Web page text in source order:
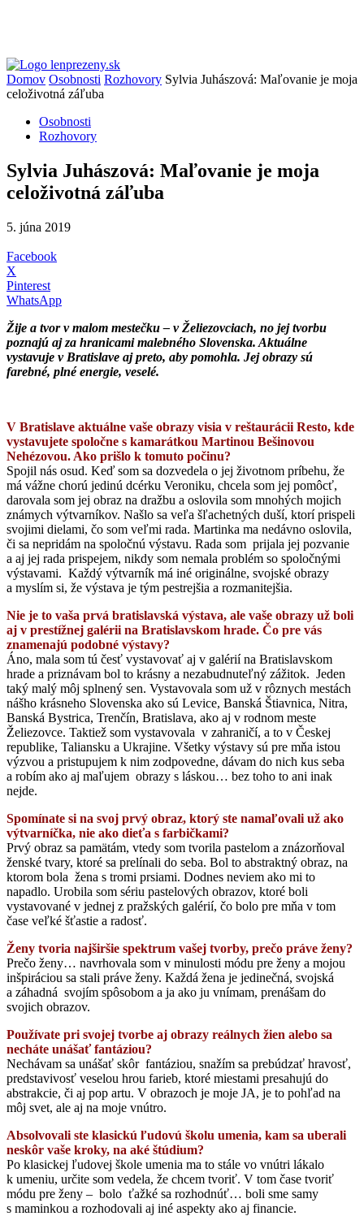
Domov Osobnosti Rozhovory Sylvia Juhászová: Maľovanie je moja
celoživotná záľuba
Osobnosti
Rozhovory
Sylvia Juhászová: Maľovanie je moja
celoživotná záľuba
5. júna 2019
Facebook
X
Pinterest
WhatsApp
Žije a tvor v malom mestečku – v Želiezovciach, no jej tvorbu
poznajú aj za hranicami malebného Slovenska. Aktuálne
vystavuje v Bratislave aj preto, aby pomohla. Jej obrazy sú
farebné, plné energie, veselé.
V Bratislave aktuálne vaše obrazy visia v reštaurácii Resto, kde
vystavujete spoločne s kamarátkou Martinou Bešinovou
Nehézovou. Ako prišlo k tomuto počinu?
Spojil nás osud. Keď som sa dozvedela o jej životnom príbehu, že
má vážne chorú jedinú dcérku Veroniku, chcela som jej pomôcť,
darovala som jej obraz na dražbu a oslovila som mnohých mojich
známych výtvarníkov. Našlo sa veľa šľachetných duší, ktorí prispeli
svojimi dielami, čo som veľmi rada. Martinka ma nedávno oslovila,
či sa nepridám na spoločnú výstavu. Rada som prijala jej pozvanie
a aj jej rada prispejem, nikdy som nemala problém so spoločnými
výstavami. Každý výtvarník má iné originálne, svojské obrazy
a myslím si, že výstava je tým pestrejšia a rozmanitejšia.
Nie je to vaša prvá bratislavská výstava, ale vaše obrazy už boli
aj v prestížnej galérii na Bratislavskom hrade. Čo pre vás
znamenajú podobné výstavy?
Áno, mala som tú česť vystavovať aj v galérií na Bratislavskom
hrade a priznávam bol to krásny a nezabudnuteľný zážitok. Jeden
taký malý môj splnený sen. Vystavovala som už v rôznych mestách
nášho krásneho Slovenska ako sú Levice, Banská Štiavnica, Nitra,
Banská Bystrica, Trenčín, Bratislava, ako aj v rodnom meste
Želiezovce. Taktiež som vystavovala v zahraničí, a to v Českej
republike, Taliansku a Ukrajine. Všetky výstavy sú pre mňa istou
výzvou a pristupujem k nim zodpovedne, dávam do nich kus seba
a robím ako aj maľujem obrazy s láskou… bez toho to ani inak
nejde.
Spomínate si na svoj prvý obraz, ktorý ste namaľovali už ako
výtvarníčka, nie ako dieťa s farbičkami?
Prvý obraz sa pamätám, vtedy som tvorila pastelom a znázorňoval
ženské tvary, ktoré sa prelínali do seba. Bol to abstraktný obraz, na
ktorom bola žena s tromi prsiami. Dodnes neviem ako mi to
napadlo. Urobila som sériu pastelových obrazov, ktoré boli
vystavované v jednej z pražských galérií, čo bolo pre mňa v tom
čase veľké šťastie a radosť.
Ženy tvoria najširšie spektrum vašej tvorby, prečo práve ženy?
Prečo ženy… navrhovala som v minulosti módu pre ženy a mojou
inšpiráciou sa stali práve ženy. Každá žena je jedinečná, svojská
a záhadná svojím spôsobom a ja ako ju vnímam, prenášam do
svojich obrazov.
Používate pri svojej tvorbe aj obrazy reálnych žien alebo sa
necháte unášať fantáziou?
Nechávam sa unášať skôr fantáziou, snažím sa prebúdzať hravosť,
predstavivosť veselou hrou farieb, ktoré miestami presahujú do
abstrakcie, či aj pop artu. V obrazoch je moje JA, je to pohľad na
môj svet, ale aj na moje vnútro.
Absolvovali ste klasickú ľudovú školu umenia, kam sa uberali
neskôr vaše kroky, na aké štúdium?
Po klasickej ľudovej škole umenia ma to stále vo vnútri lákalo
k umeniu, určite som vedela, že chcem tvoriť. V tom čase tvoriť
módu pre ženy – bolo ťažké sa rozhodnúť… boli sme samy
s maminkou a rozhodovali aj iné aspekty ako aj financie.